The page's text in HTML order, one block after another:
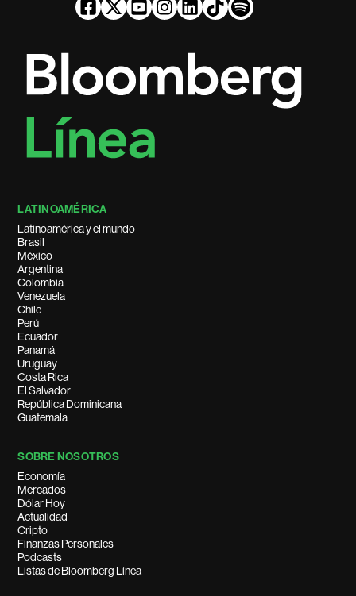
LATINOAMÉRICA
Latinoamérica y el mundo
Brasil
México
Argentina
Colombia
Venezuela
Chile
Perú
Ecuador
Panamá
Uruguay
Costa Rica
El Salvador
República Dominicana
Guatemala
SOBRE NOSOTROS
Economía
Mercados
Dólar Hoy
Actualidad
Cripto
Finanzas Personales
Podcasts
Listas de Bloomberg Línea